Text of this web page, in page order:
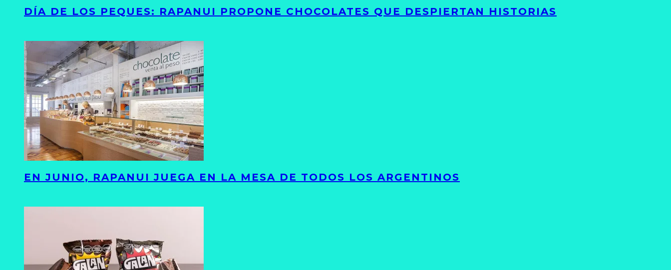
DÍA DE LOS PEQUES: RAPANUI PROPONE CHOCOLATES QUE DESPIERTAN HISTORIAS
EN JUNIO, RAPANUI JUEGA EN LA MESA DE TODOS LOS ARGENTINOS